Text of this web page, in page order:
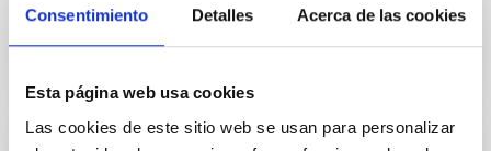
Consentimiento Detalles Acerca de las cookies
Esta página web usa cookies
Las cookies de este sitio web se usan para personalizar